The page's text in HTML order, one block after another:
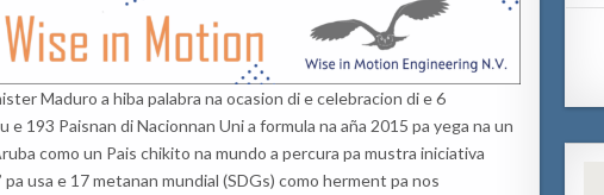
Maduro a hiba palabra na ocasion di e celebracion di e 6
e 193 Paisnan di Nacionnan Uni a formula na aña 2015 pa yega na un
como un Pais chikito na mundo a percura pa mustra iniciativa
usa e 17 metanan mundial (SDGs) como herment pa nos